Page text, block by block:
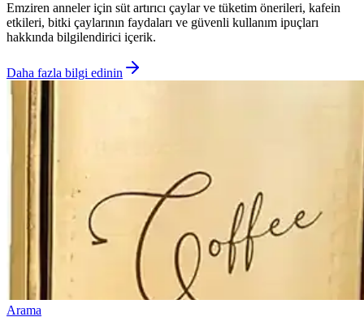
Emziren anneler için süt artırıcı çaylar ve tüketim önerileri, kafein
etkileri, bitki çaylarının faydaları ve güvenli kullanım ipuçları
hakkında bilgilendirici içerik.
Daha fazla bilgi edinin
Arama